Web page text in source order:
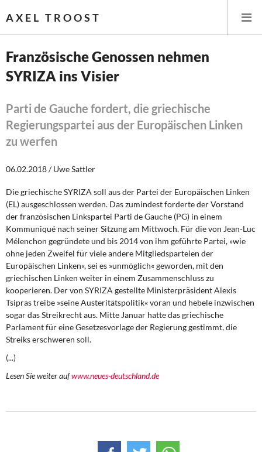
AXEL TROOST
Startseite
Themen
Leitlinien linker Wirtschafts- und Finanzpolitik
Steuer- und Finanzpolitik
Öffentliche Infrastruktur und Daseinsvorsorge
Eurokrise und Griechenland
DIE LINKE
Weitere Themen
Memo-Gruppe
Institut Solidarische Moderne
Rosa-Luxemburg-Stiftung
Über mich
Französische Genossen nehmen
SYRIZA ins Visier
Parti de Gauche fordert, die griechische
Regierungspartei aus der Europäischen Linken
zu werfen
06.02.2018 / Uwe Sattler
Die griechische SYRIZA soll aus der Partei der Europäischen Linken
(EL) ausgeschlossen werden. Das zumindest forderte der Vorstand
der französischen Linkspartei Parti de Gauche (PG) in einem
Kommuniqué nach seiner Sitzung am Mittwoch. Für die von Jean-Luc
Mélenchon gegründete und bis 2014 von ihm geführte Partei, »wie
ohne jeden Zweifel für viele andere Mitgliedsparteien der
Europäischen Linken«, sei es »unmöglich« geworden, mit den
griechischen Linken weiter in einem Zusammenschluss zu
kooperieren. Der von SYRIZA gestellte Ministerpräsident Alexis
Tsipras treibe »seine Austeritätspolitik« voran und hebele inzwischen
sogar das Streikrecht aus. Mitte Januar hatte das griechische
Parlament für eine Gesetzesvorlage der Regierung gestimmt, die
Streiks erschweren soll.
(...)
Lesen Sie weiter aufwww.neues-deutschland.de